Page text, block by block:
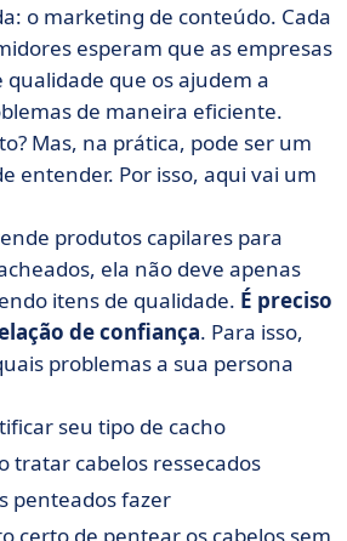
o marketing de conteúdo. Cada
esperam que as empresas
que os ajudem a
de maneira eficiente.
Mas, na prática, pode ser um
entender. Por isso, aqui vai um
produtos capilares para
ela não deve apenas
itens de qualidade. É preciso
de confiança. Para isso,
problemas a sua persona
seu tipo de cacho
tratar cabelos ressecados
penteados fazer